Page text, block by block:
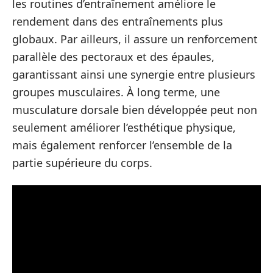
les routines d’entraînement améliore le
rendement dans des entraînements plus
globaux. Par ailleurs, il assure un renforcement
parallèle des pectoraux et des épaules,
garantissant ainsi une synergie entre plusieurs
groupes musculaires. À long terme, une
musculature dorsale bien développée peut non
seulement améliorer l’esthétique physique,
mais également renforcer l’ensemble de la
partie supérieure du corps.